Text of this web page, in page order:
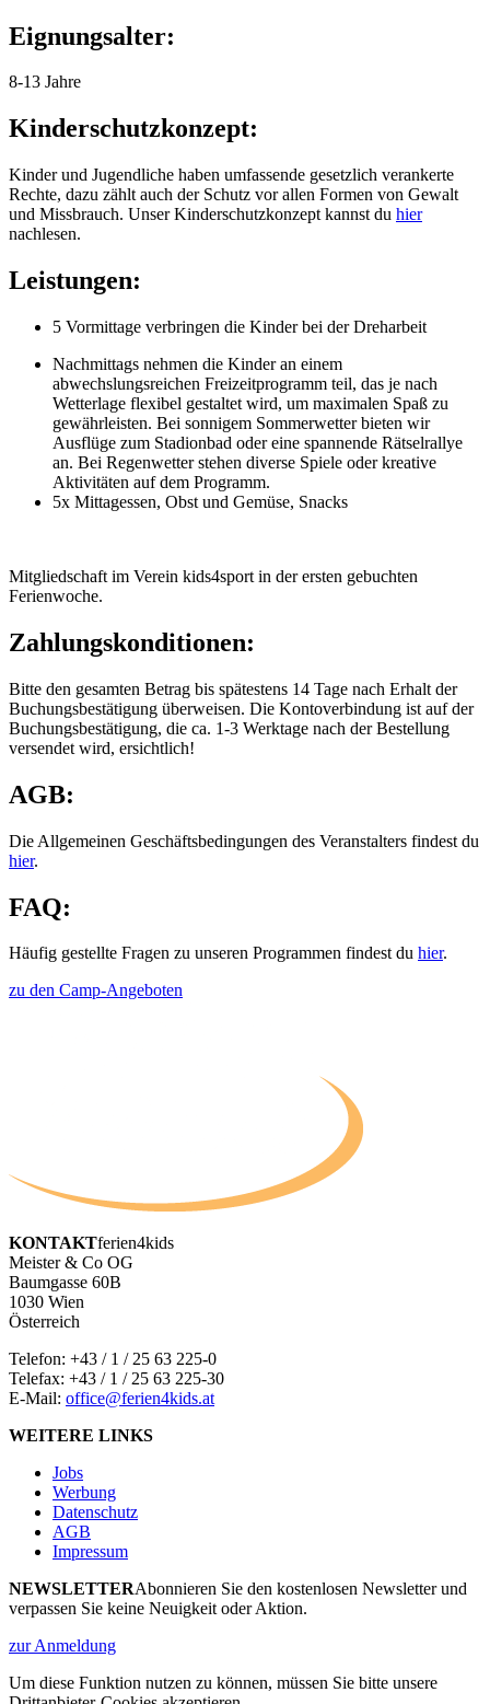
Eignungsalter:
8-13 Jahre
Kinderschutzkonzept:
Kinder und Jugendliche haben umfassende gesetzlich verankerte
Rechte, dazu zählt auch der Schutz vor allen Formen von Gewalt
und Missbrauch. Unser Kinderschutzkonzept kannst du hier
nachlesen.
Leistungen:
5 Vormittage verbringen die Kinder bei der Dreharbeit
Nachmittags nehmen die Kinder an einem
abwechslungsreichen Freizeitprogramm teil, das je nach
Wetterlage flexibel gestaltet wird, um maximalen Spaß zu
gewährleisten. Bei sonnigem Sommerwetter bieten wir
Ausflüge zum Stadionbad oder eine spannende Rätselrallye
an. Bei Regenwetter stehen diverse Spiele oder kreative
Aktivitäten auf dem Programm.
5x Mittagessen, Obst und Gemüse, Snacks
Mitgliedschaft im Verein kids4sport in der ersten gebuchten
Ferienwoche.
Zahlungskonditionen:
Bitte den gesamten Betrag bis spätestens 14 Tage nach Erhalt der
Buchungsbestätigung überweisen. Die Kontoverbindung ist auf der
Buchungsbestätigung, die ca. 1-3 Werktage nach der Bestellung
versendet wird, ersichtlich!
AGB:
Die Allgemeinen Geschäftsbedingungen des Veranstalters findest du
hier.
FAQ:
Häufig gestellte Fragen zu unseren Programmen findest du hier.
zu den Camp-Angeboten
KONTAKTferien4kids
Meister & Co OG
Baumgasse 60B
1030 Wien
Österreich
Telefon: +43 / 1 / 25 63 225-0
Telefax: +43 / 1 / 25 63 225-30
E-Mail: office@ferien4kids.at
WEITERE LINKS
Jobs
Werbung
Datenschutz
AGB
Impressum
NEWSLETTERAbonnieren Sie den kostenlosen Newsletter und
verpassen Sie keine Neuigkeit oder Aktion.
zur Anmeldung
Um diese Funktion nutzen zu können, müssen Sie bitte unsere